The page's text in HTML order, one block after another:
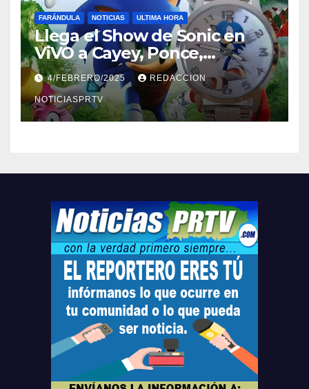
FARÁNDULA NOTICIAS ULTIMA HORA
Llega el Show de Sonic en
ViVO a Cayey, Ponce,
Barceloneta y Humacao,
Relojes gratis para el que
compre ahora….
4/FEBRERO/2025 REDACCION
NOTICIASPRTV